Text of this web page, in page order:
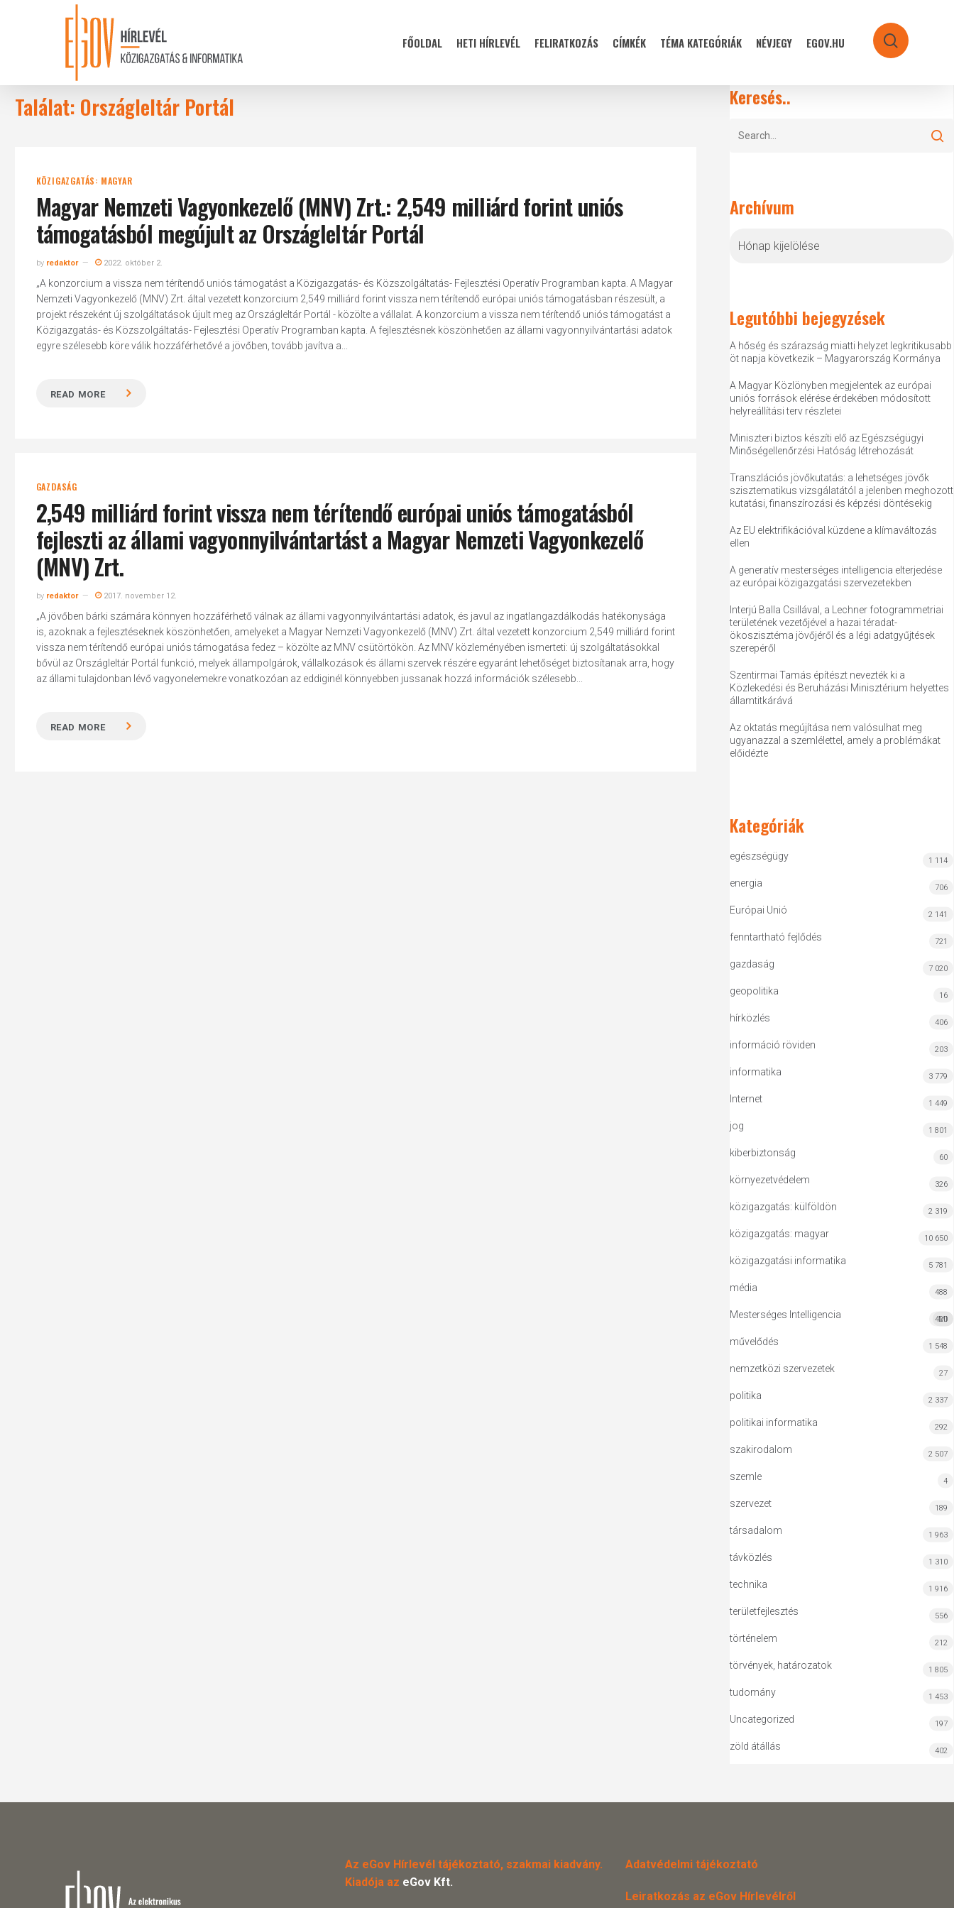
FŐOLDAL HETI HÍRLEVÉL FELIRATKOZÁS CÍMKÉK TÉMA KATEGÓRIÁK NÉVJEGY EGOV.HU search
Találat: Országleltár Portál
KÖZIGAZGATÁS: MAGYAR
Magyar Nemzeti Vagyonkezelő (MNV) Zrt.: 2,549 milliárd forint uniós
támogatásból megújult az Országleltár Portál
by redaktor 2022. október 2.
„A konzorcium a vissza nem térítendő uniós támogatást a Közigazgatás- és Közszolgáltatás- Fejlesztési Operatív Programban kapta. A Magyar
Nemzeti Vagyonkezelő (MNV) Zrt. által vezetett konzorcium 2,549 milliárd forint vissza nem térítendő európai uniós támogatásban részesült, a
projekt részeként új szolgáltatások újult meg az Országleltár Portál - közölte a vállalat. A konzorcium a vissza nem térítendő uniós támogatást a
Közigazgatás- és Közszolgáltatás- Fejlesztési Operatív Programban kapta. A fejlesztésnek köszönhetően az állami vagyonnyilvántartási adatok
egyre szélesebb köre válik hozzáférhetővé a jövőben, tovább javítva a...
READ MORE
GAZDASÁG
2,549 milliárd forint vissza nem térítendő európai uniós támogatásból
fejleszti az állami vagyonnyilvántartást a Magyar Nemzeti Vagyonkezelő
(MNV) Zrt.
by redaktor 2017. november 12.
„A jövőben bárki számára könnyen hozzáférhető válnak az állami vagyonnyilvántartási adatok, és javul az ingatlangazdálkodás hatékonysága
is, azoknak a fejlesztéseknek köszönhetően, amelyeket a Magyar Nemzeti Vagyonkezelő (MNV) Zrt. által vezetett konzorcium 2,549 milliárd forint
vissza nem térítendő európai uniós támogatása fedez – közölte az MNV csütörtökön. Az MNV közleményében ismerteti: új szolgáltatásokkal
bővül az Országleltár Portál funkció, melyek állampolgárok, vállalkozások és állami szervek részére egyaránt lehetőséget biztosítanak arra, hogy
az állami tulajdonban lévő vagyonelemekre vonatkozóan az eddiginél könnyebben jussanak hozzá információk szélesebb...
READ MORE
Keresés..
Archívum
Legutóbbi bejegyzések
A hőség és szárazság miatti helyzet legkritikusabb
öt napja következik – Magyarország Kormánya
A Magyar Közlönyben megjelentek az európai
uniós források elérése érdekében módosított
helyreállítási terv részletei
Miniszteri biztos készíti elő az Egészségügyi
Minőségellenőrzési Hatóság létrehozását
Transzlációs jövőkutatás: a lehetséges jövők
szisztematikus vizsgálatától a jelenben meghozott
kutatási, finanszírozási és képzési döntésekig
Az EU elektrifikációval küzdene a klímaváltozás
ellen
A generatív mesterséges intelligencia elterjedése
az európai közigazgatási szervezetekben
Interjú Balla Csillával, a Lechner fotogrammetriai
területének vezetőjével a hazai téradat-
ökoszisztéma jövőjéről és a légi adatgyűjtések
szerepéről
Szentirmai Tamás építészt nevezték ki a
Közlekedési és Beruházási Minisztérium helyettes
államtitkárává
Az oktatás megújítása nem valósulhat meg
ugyanazzal a szemlélettel, amely a problémákat
előidézte
Kategóriák
egészségügy 1 114
energia 706
Európai Unió 2 141
fenntartható fejlődés 721
gazdaság 7 020
geopolitika 16
hírközlés 406
információ röviden 203
informatika 3 779
Internet 1 449
jog 1 801
kiberbiztonság 60
környezetvédelem 326
közigazgatás: külföldön 2 319
közigazgatás: magyar 10 650
közigazgatási informatika 5 781
média 488
Mesterséges Intelligencia MI
420
művelődés 1 548
nemzetközi szervezetek 27
politika 2 337
politikai informatika 292
szakirodalom 2 507
szemle 4
szervezet 189
társadalom 1 963
távközlés 1 310
technika 1 916
területfejlesztés 556
történelem 212
törvények, határozatok 1 805
tudomány 1 453
Uncategorized 197
zöld átállás 402
Az eGov Hírlevél tájékoztató, szakmai kiadvány.
Kiadója az eGov Kft.
Adatvédelmi tájékoztató
Leiratkozás az eGov Hírlevélről